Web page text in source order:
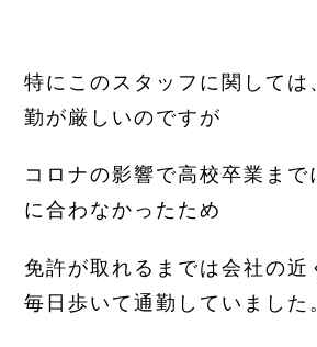
特にこのスタッフに関しては
勤が厳しいのですが
コロナの影響で高校卒業まで
に合わなかったため
免許が取れるまでは会社の近
毎日歩いて通勤していました